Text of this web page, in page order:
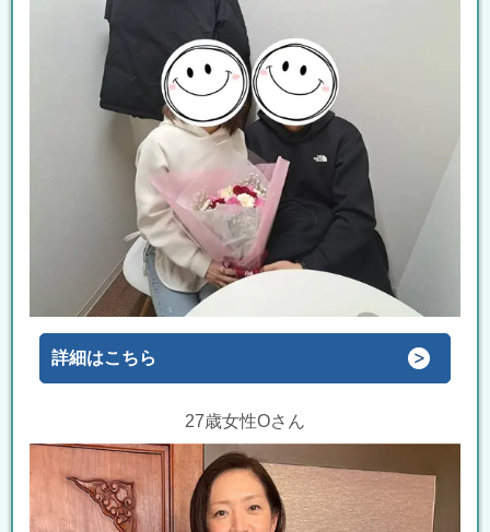
詳細はこちら
27歳女性Oさん